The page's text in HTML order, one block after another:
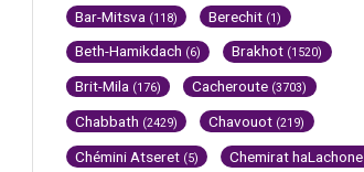
Bar-Mitsva (118) Berechit (1)
Beth-Hamikdach (6) Brakhot (1520)
Brit-Mila (176) Cacheroute (3703)
Chabbath (2429) Chavouot (219)
Chémini Atseret (5) Chemirat haLachone